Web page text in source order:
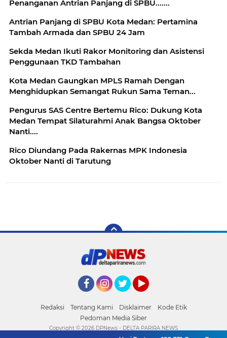
Penanganan Antrian Panjang di SPBU.......
Antrian Panjang di SPBU Kota Medan: Pertamina
Tambah Armada dan SPBU 24 Jam
Sekda Medan Ikuti Rakor Monitoring dan Asistensi
Penggunaan TKD Tambahan
Kota Medan Gaungkan MPLS Ramah Dengan
Menghidupkan Semangat Rukun Sama Teman...
Pengurus SAS Centre Bertemu Rico: Dukung Kota
Medan Tempat Silaturahmi Anak Bangsa Oktober
Nanti....
Rico Diundang Pada Rakernas MPK Indonesia
Oktober Nanti di Tarutung
Redaksi Tentang Kami Disklaimer
Kode Etik
Pedoman Media Siber
Copyright © 2026 DPNews - DELTA PARIRA NEWS